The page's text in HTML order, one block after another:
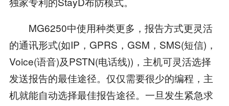
MG6250中使用种类更多，报告方式更灵活
的通讯形式(如IP，GPRS，GSM，SMS(短信)，
Voice(语音)及PSTN(电话线))，主机可灵活选择
发送报告的最佳途径。仅仅需要很少的编程，主
机就能自动选择最佳报告途径。一旦发生紧急求